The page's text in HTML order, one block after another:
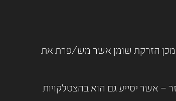
מכן הזרקת שומן אשר מש/פרת את
להיות פתרון הולם לשיפור מראה עור הפנים. כמו כן ניתן להוסיף להזרקות השומן את טיפול הפרקשונל – 1540 לייזר – אשר יסייע גם הוא בהצטלקויות